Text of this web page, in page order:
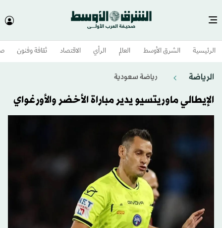
الرئيسية الشرق الأوسط​ العالم الرأي الاقتصاد ثقافة وفنون
الرياضة رياضة سعودية
الإيطالي ماوريتسيو يدير مباراة الأخضر والأورغواي